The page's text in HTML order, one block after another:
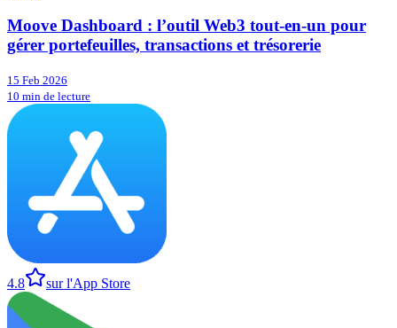
Moove Dashboard : l’outil Web3 tout-en-un pour
gérer portefeuilles, transactions et trésorerie
15 Feb 2026
10 min de lecture
4.8 sur l'App Store